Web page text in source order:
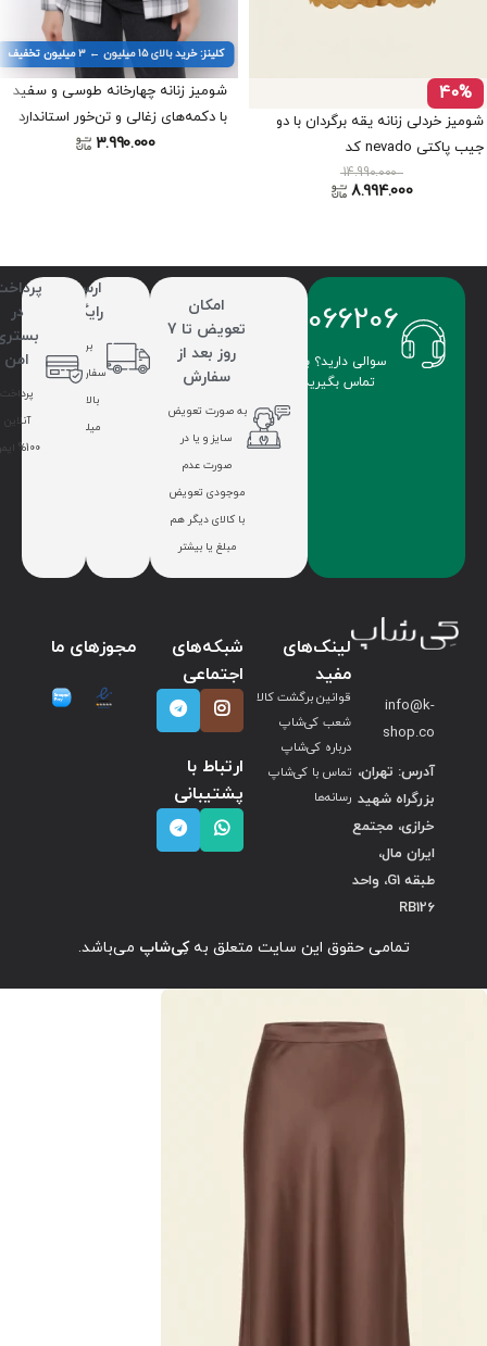
40%
شومیز خردلی زنانه یقه برگردان با دو
جیب پاکتی nevado کد
403112251474
14.990.000
8.994.000
کلینز: خرید بالای ۱۵ میلیون ← ۳ میلیون تخفیف
شومیز زنانه چهارخانه طوسی و سفید
با دکمه‌های زغالی و تن‌خور استاندارد
برند کلینز کد CL10712173.990.000
09336066206
سوالی دارید؟ با ما
تماس بگیرید.
امکان
تعویض تا 7
روز بعد از
سفارش
به صورت تعویض
سایز و یا در
صورت عدم
موجودی تعویض
با کالای دیگر هم
مبلغ یا بیشتر
ارسال
رایگان
برای
سفارشات
میلیون
در
امن
پرداخت
آنلاین
100% ایمن
info@k-
shop.co
آدرس: تهران،
بزرگراه شهید
خرازی، مجتمع
ایران مال،
طبقه G1، واحد
RB126
لینک‌های
مفید
قوانین برگشت کالا
شعب کی‌شاپ
درباره کی‌شاپ
تماس با کی‌شاپ
رسانه‌ها
شبکه‌های
اجتماعی
ارتباط با
پشتیبانی
مجوزهای ما
تمامی حقوق این سایت متعلق بهکِی‌شاپ می‌باشد.